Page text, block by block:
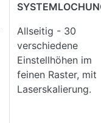
Allseitig - 30
verschiedene
Einstellhöhen im
feinen Raster, mit
Laserskalierung.